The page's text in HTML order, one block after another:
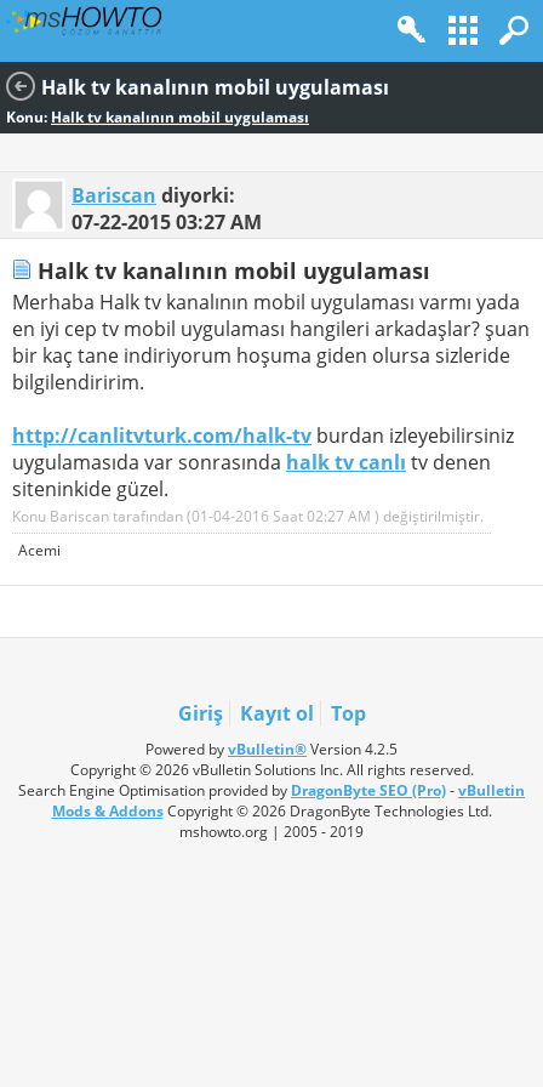
Halk tv kanalının mobil uygulaması
Konu: Halk tv kanalının mobil uygulaması
Bariscan diyorki:
07-22-201503:27 AM
Halk tv kanalının mobil uygulaması
Merhaba Halk tv kanalının mobil uygulaması varmı yada
en iyi cep tv mobil uygulaması hangileri arkadaşlar? şuan
bir kaç tane indiriyorum hoşuma giden olursa sizleride
bilgilendiririm.
http://canlitvturk.com/halk-tv burdan izleyebilirsiniz
uygulamasıda var sonrasında halk tv canlı tv denen
siteninkide güzel.
Konu Bariscan tarafından (01-04-2016 Saat02:27 AM ) değiştirilmiştir.
Acemi
Giriş Kayıt ol Top
Powered byvBulletin®Version 4.2.5
Copyright © 2026 vBulletin Solutions Inc. All rights reserved.
Search Engine Optimisation provided by DragonByte SEO (Pro)-vBulletin
Mods & AddonsCopyright © 2026 DragonByte Technologies Ltd.
mshowto.org | 2005 - 2019